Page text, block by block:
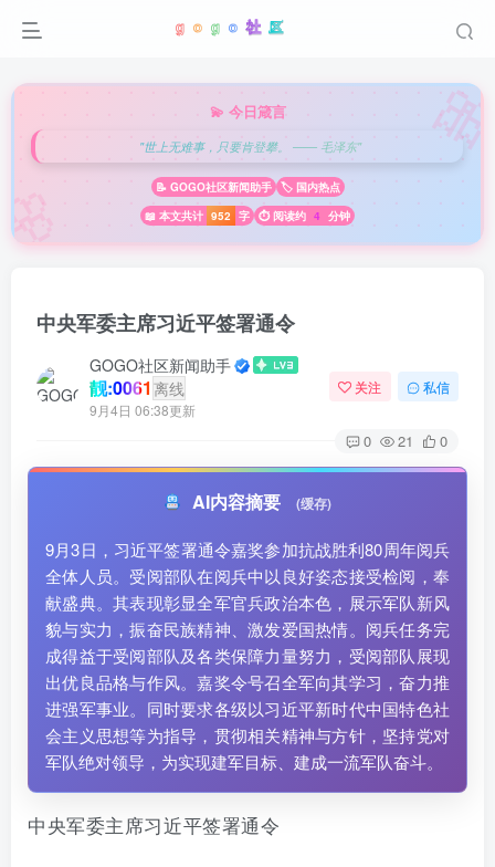
💫 今日箴言
"世上无难事，只要肯登攀。 —— 毛泽东"
📝 GOGO社区新闻助手
🏷️ 国内热点
📖 本文共计 952 字 ⏱️ 阅读约 4 分钟
中央军委主席习近平签署通令
GOGO社区新闻助手
靓:0061 离线
9月4日 06:38更新
关注 私信
0 21 0
AI内容摘要 (缓存)
9月3日，习近平签署通令嘉奖参加抗战胜利80周年阅兵
全体人员。受阅部队在阅兵中以良好姿态接受检阅，奉
献盛典。其表现彰显全军官兵政治本色，展示军队新风
貌与实力，振奋民族精神、激发爱国热情。阅兵任务完
成得益于受阅部队及各类保障力量努力，受阅部队展现
出优良品格与作风。嘉奖令号召全军向其学习，奋力推
进强军事业。同时要求各级以习近平新时代中国特色社
会主义思想等为指导，贯彻相关精神与方针，坚持党对
军队绝对领导，为实现建军目标、建成一流军队奋斗。
中央军委主席习近平签署通令